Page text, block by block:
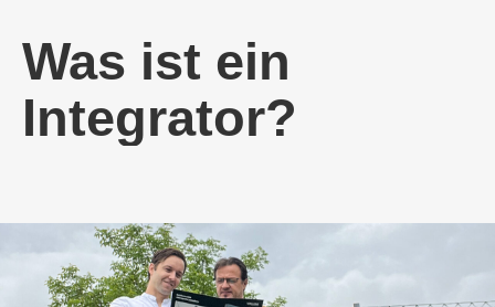
Was ist ein
Integrator?